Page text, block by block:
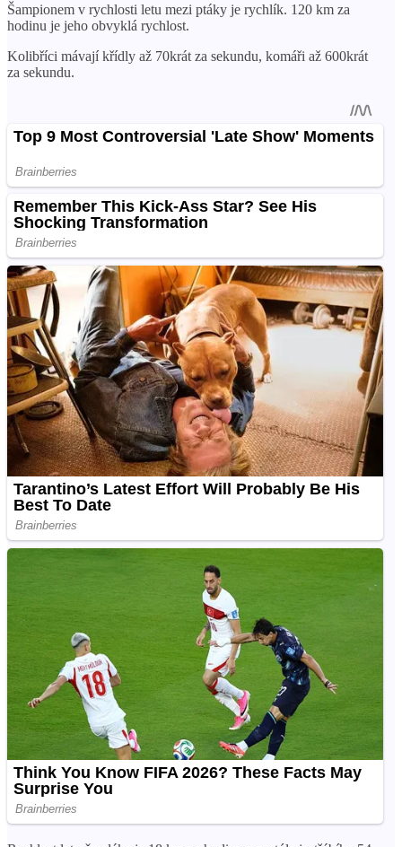
Šampionem v rychlosti letu mezi ptáky je rychlík. 120 km za
hodinu je jeho obvyklá rychlost.
Kolibříci mávají křídly až 70krát za sekundu, komáři až 600krát
za sekundu.